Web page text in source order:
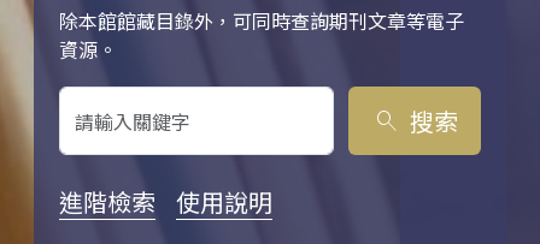
除本館館藏目錄外，可同時查詢期刊文章等電子
資源。
關鍵字搜尋
search 搜索
進階檢索 使用說明